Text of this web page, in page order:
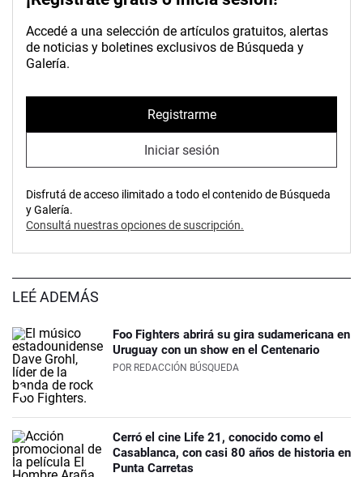
Accedé a una selección de artículos gratuitos, alertas
de noticias y boletines exclusivos de Búsqueda y
Galería.
Registrarme
Iniciar sesión
Disfrutá de acceso ilimitado a todo el contenido de Búsqueda
y Galería.
Consultá nuestras opciones de suscripción.
LEÉ ADEMÁS
Foo Fighters abrirá su gira sudamericana en
Uruguay con un show en el Centenario
POR REDACCIÓN BÚSQUEDA
Cerró el cine Life 21, conocido como el
Casablanca, con casi 80 años de historia en
Punta Carretas